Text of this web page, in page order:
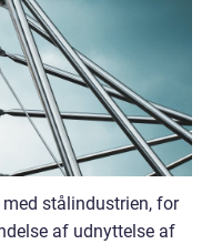
stålindustrien, for
af udnyttelse af